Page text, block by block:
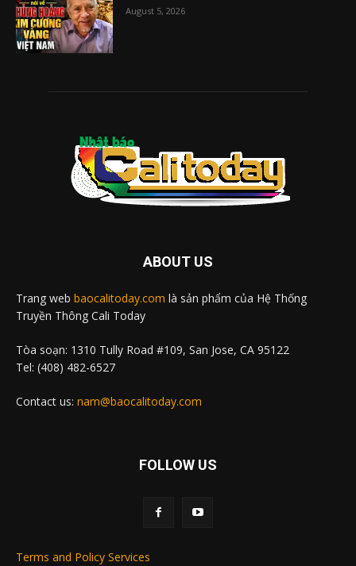
August 5, 2026
ABOUT US
Trang web baocalitoday.com là sản phẩm của Hệ Thống
Truyền Thông Cali Today
Tòa soạn: 1310 Tully Road #109, San Jose, CA 95122
Tel: (408) 482-6527
Contact us: nam@baocalitoday.com
FOLLOW US
Terms and Policy Services